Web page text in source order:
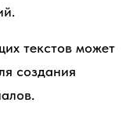
текстов может
создания